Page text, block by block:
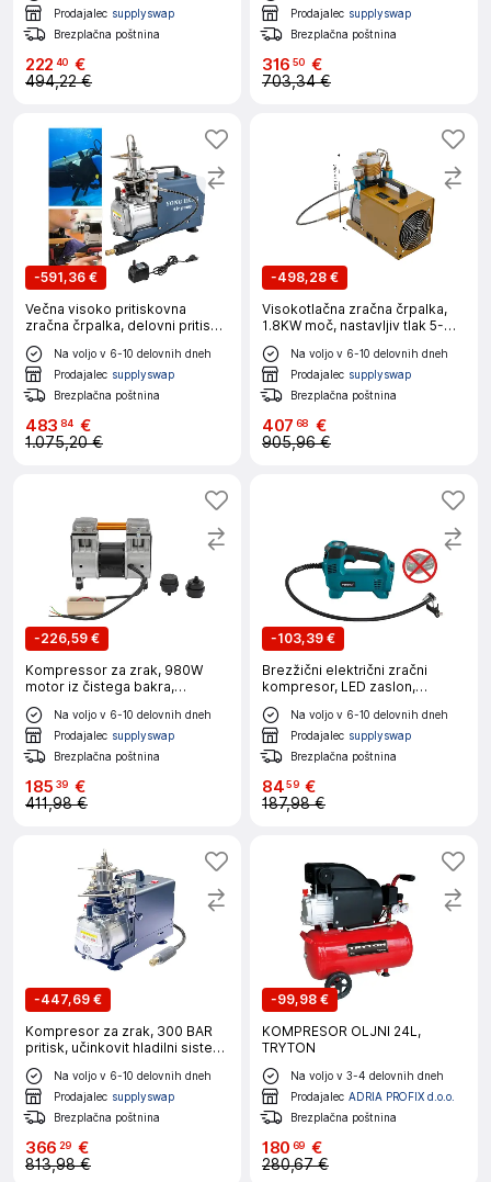
Prodajalec supplyswap
Brezplačna poštnina
222 40 €
494,22 €
Prodajalec supplyswap
Brezplačna poštnina
316 50 €
703,34 €
-591,36 €
Večna visoko pritiskovna
zračna črpalka, delovni pritisk
30Mpa, hitro inflacijsko
delovanje -EU
Na voljo v 6-10 delovnih dneh
Prodajalec supplyswap
Brezplačna poštnina
483 84 €
1.075,20 €
-498,28 €
Visokotlačna zračna črpalka,
1.8KW moč, nastavljiv tlak 5-
30MPA, največji volumen
napihovanja 100L/26.42gal/min
-220V -EU
Na voljo v 6-10 delovnih dneh
Prodajalec supplyswap
Brezplačna poštnina
407 68 €
905,96 €
-226,59 €
Kompressor za zrak, 980W
motor iz čistega bakra,
delovanje z nizko hrupnostjo -
SrebrnaNa voljo v 6-10 delovnih dneh
Prodajalec supplyswap
Brezplačna poštnina
185 39 €
411,98 €
-103,39 €
Brezžični električni zračni
kompresor, LED zaslon,
polnilna -Brez baterije
Na voljo v 6-10 delovnih dneh
Prodajalec supplyswap
Brezplačna poštnina
8459 €
187,98 €
-447,69 €
Kompresor za zrak, 300 BAR
pritisk, učinkovit hladilni sistem
-220V -EU
Na voljo v 6-10 delovnih dneh
Prodajalec supplyswap
Brezplačna poštnina
366 29 €
813,98 €
-99,98 €
KOMPRESOR OLJNI 24L,
TRYTON
Na voljo v 3-4 delovnih dneh
Prodajalec ADRIA PROFIX d.o.o.
Brezplačna poštnina
180 69 €
280,67 €